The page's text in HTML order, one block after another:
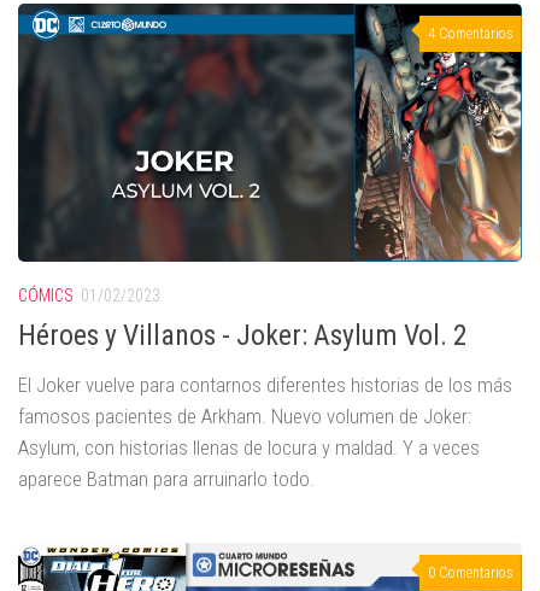
4 Comentarios
CÓMICS 01/02/2023
Héroes y Villanos - Joker: Asylum Vol. 2
El Joker vuelve para contarnos diferentes historias de los más
famosos pacientes de Arkham. Nuevo volumen de Joker:
Asylum, con historias llenas de locura y maldad. Y a veces
aparece Batman para arruinarlo todo.
0 Comentarios